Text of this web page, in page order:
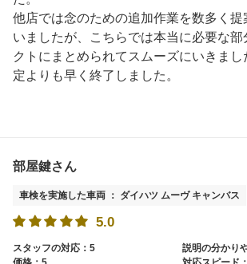
他店では念のための追加作業を数多く提
いましたが、こちらでは本当に必要な
クトにまとめられてスムーズにいきま
定よりも早く終了しました。
部屋鍵さん
車検を実施した車両 ： ダイハツ ムーヴ キャンバス
5.0
スタッフの対応：5
説明の分かり